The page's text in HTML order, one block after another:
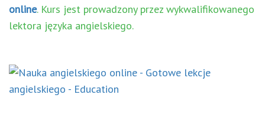
online. Kurs jest prowadzony przez wykwalifikowanego
lektora języka angielskiego.